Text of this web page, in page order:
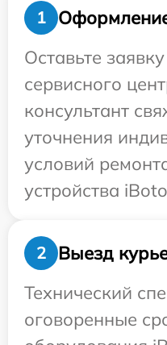
1
Оставьте
сервисного
консультант
уточнения
условий
устройства
2
Выезд
Технический
оговоренные